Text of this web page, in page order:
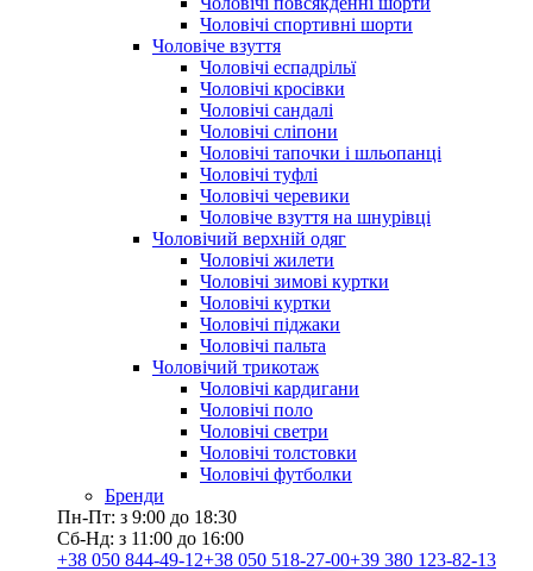
Чоловічі спортивні шорти
Чоловіче взуття
Чоловічі еспадрільї
Чоловічі кросівки
Чоловічі сандалі
Чоловічі сліпони
Чоловічі тапочки і шльопанці
Чоловічі туфлі
Чоловічі черевики
Чоловіче взуття на шнурівці
Чоловічий верхній одяг
Чоловічі жилети
Чоловічі зимові куртки
Чоловічі куртки
Чоловічі піджаки
Чоловічі пальта
Чоловічий трикотаж
Чоловічі кардигани
Чоловічі поло
Чоловічі светри
Чоловічі толстовки
Чоловічі футболки
Бренди
Пн-Пт: з 9:00 до 18:30
Сб-Нд: з 11:00 до 16:00
+38 050 844-49-12+38 050 518-27-00+39 380 123-82-13